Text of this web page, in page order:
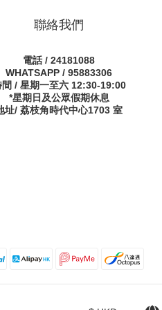
聯絡我們
電話 / 24181088
WHATSAPP / 95883306
間 / 星期一至六 12:30-19:00
*星期日及公眾假期休息
址/ 荔枝角時代中心1703 室